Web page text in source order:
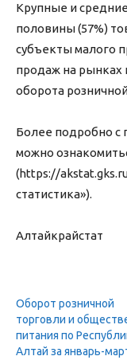
Крупные и
половины (57%)
субъекты малого
продаж на рынках
оборота
Более подробно с
можно
(https://
статистика»).
Алтайкрайстат
Оборот розничной
торговли и
питания по
Алтай за январь-